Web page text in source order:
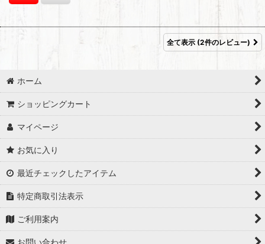
全て表示 (2件のレビュー)
ホーム
ショッピングカート
マイページ
お気に入り
最近チェックしたアイテム
特定商取引法表示
ご利用案内
お問い合わせ